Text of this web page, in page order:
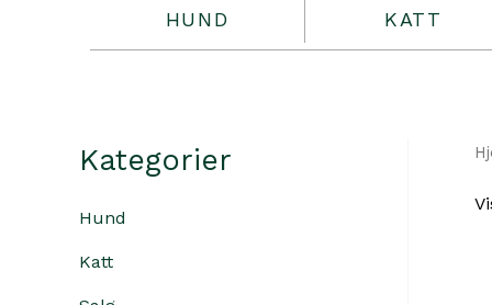
HUND KATT
Kategorier
Hund
Katt